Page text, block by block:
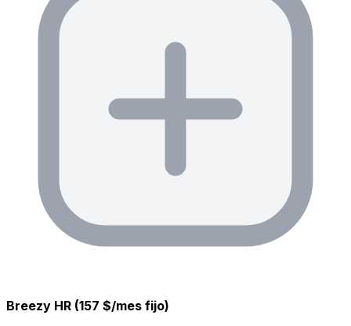
Breezy HR (157 $/mes fijo)